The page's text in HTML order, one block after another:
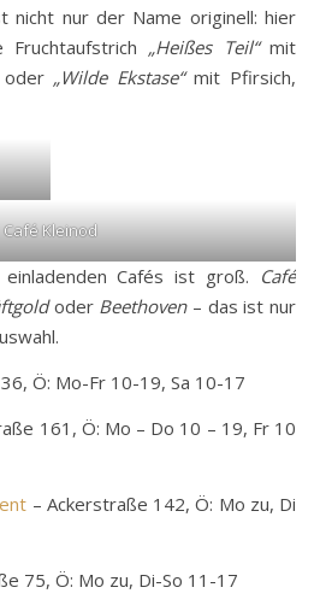
u.v.m.). BeiChicken
nicht nur der Name originell: hier
Fruchtaufstrich„Heißes Teil“mit
Café Kleinod
oderBeethoven– das ist nur
Ö: Mo-Fr 10-19, Sa 10-17
161, Ö: Mo – Do 10 – 19, Fr 10
– Ackerstraße 142, Ö: Mo zu, Di